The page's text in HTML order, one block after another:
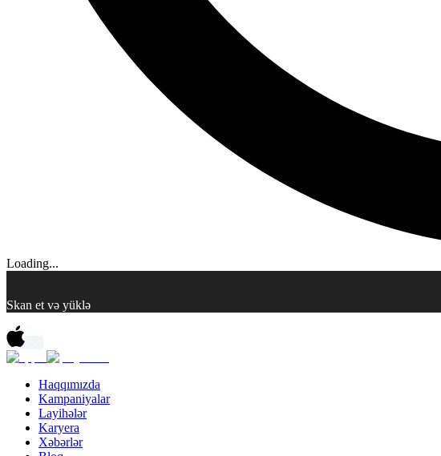
Loading...
Skan et və yüklə
Haqqımızda
Kampaniyalar
Layihələr
Karyera
Xəbərlər